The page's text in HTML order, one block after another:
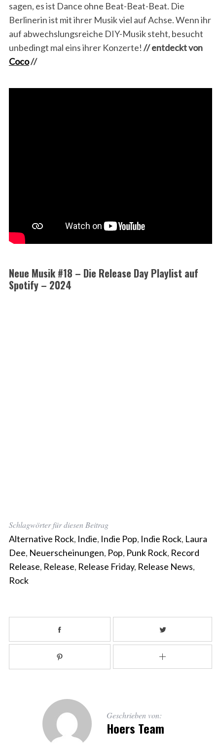
sagen, es ist Dance ohne Beat-Beat-Beat. Die
Berlinerin ist mit ihrer Musik viel auf Achse. Wenn ihr
auf abwechslungsreiche DIY-Musik steht, besucht
unbedingt mal eins ihrer Konzerte! // entdeckt von
Coco//
Neue Musik #18 – Die Release Day Playlist auf
Spotify – 2024
Schlagwörter für diesen Beitrag
Alternative Rock, Indie, Indie Pop, Indie Rock, Laura
Dee, Neuerscheinungen, Pop, Punk Rock, Record
Release, Release, Release Friday, Release News,
Rock
Geschrieben von:
Hoers Team